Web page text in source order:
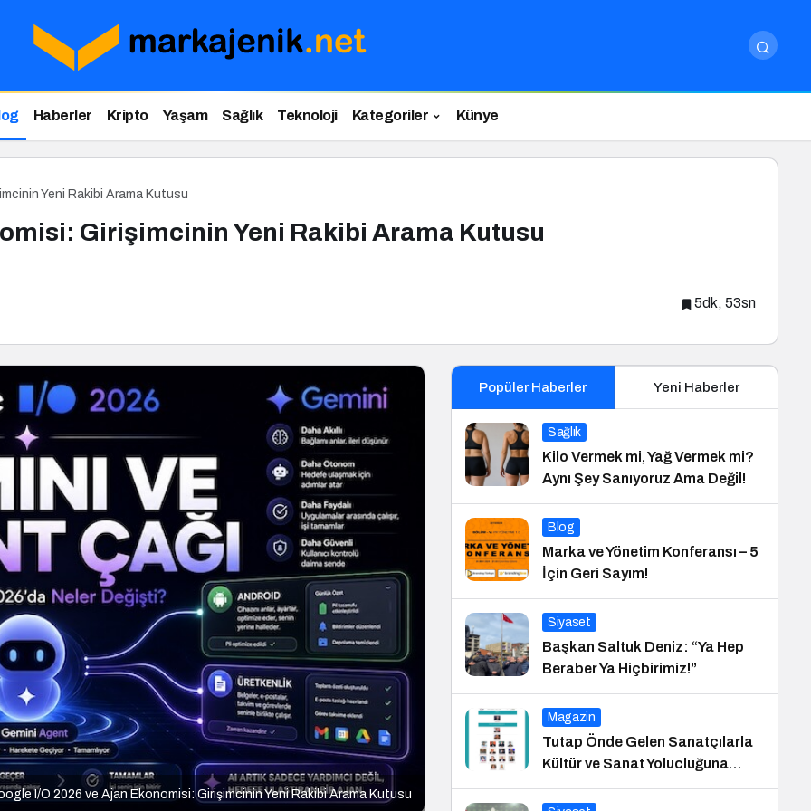
Haberler Kripto Yaşam Sağlık Teknoloji Kategoriler Künye
Yeni Rakibi Arama Kutusu
Girişimcinin Yeni Rakibi Arama Kutusu
5dk, 53sn
I/O 2026 ve Ajan Ekonomisi: Girişimcinin Yeni Rakibi Arama Kutusu
Popüler Haberler Yeni Haberler
Sağlık
Kilo Vermek mi, Yağ Vermek mi?
Aynı Şey Sanıyoruz Ama Değil!
Blog
Marka ve Yönetim Konferansı – 5
İçin Geri Sayım!
Siyaset
Başkan Saltuk Deniz: “Ya Hep
Beraber Ya Hiçbirimiz!”
Magazin
Tutap Önde Gelen Sanatçılarla
Kültür ve Sanat Yolucluğuna
Devam Ediyor